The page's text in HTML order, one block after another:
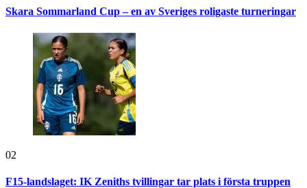
Skara Sommarland Cup – en av Sveriges roligaste turneringar
02
F15-landslaget: IK Zeniths tvillingar tar plats i första truppen